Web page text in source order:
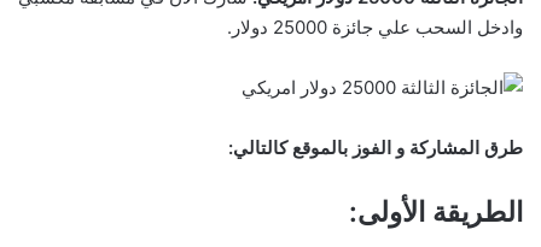
وادخل السحب علي جائزة 25000 دولار.
طرق المشاركة و الفوز بالموقع كالتالي:
الطريقة الأولى: